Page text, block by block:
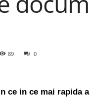
89 0
ce in ce mai rapida